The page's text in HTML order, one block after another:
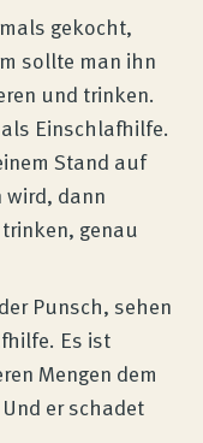
gekocht,
sollte man ihn
und trinken.
Einschlafhilfe.
Stand auf
dann
genau
Punsch, sehen
Es ist
Mengen dem
er schadet